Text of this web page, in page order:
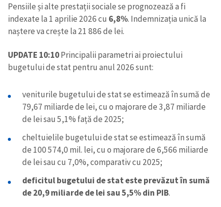
Pensiile și alte prestații sociale se prognozează a fi
indexate la 1 aprilie 2026 cu 6,8%. Indemnizația unică la
naștere va crește la 21 886 de lei.
UPDATE 10:10Principalii parametri ai proiectului
bugetului de stat pentru anul 2026 sunt:
veniturile bugetului de stat se estimează în sumă de
79,67 miliarde de lei, cu o majorare de 3,87 miliarde
de lei sau 5,1% față de 2025;
cheltuielile bugetului de stat se estimează în sumă
de 100 574,0 mil. lei, cu o majorare de 6,566 miliarde
de lei sau cu 7,0%, comparativ cu 2025;
deficitul bugetului de stat este prevăzut în sumă
de 20,9 miliarde de lei sau 5,5% din PIB.